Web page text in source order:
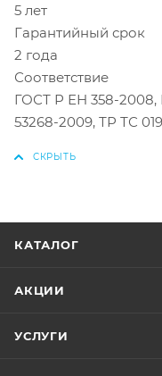
5 лет
Гарантийный срок
2 года
Соответствие
ГОСТ Р ЕН 358-2008,
53268-2009, ТР ТС
КАТАЛОГ
АКЦИИ
УСЛУГИ